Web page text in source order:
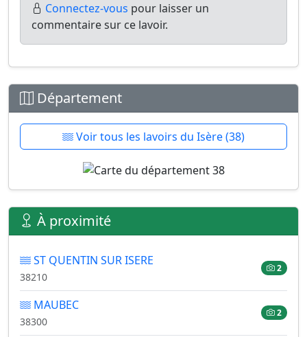
Connectez-vous pour laisser un
commentaire sur ce lavoir.
Département
Voir tous les lavoirs du Isère (38)
À proximité
ST QUENTIN SUR ISERE
38210
2
MAUBEC
38300
2